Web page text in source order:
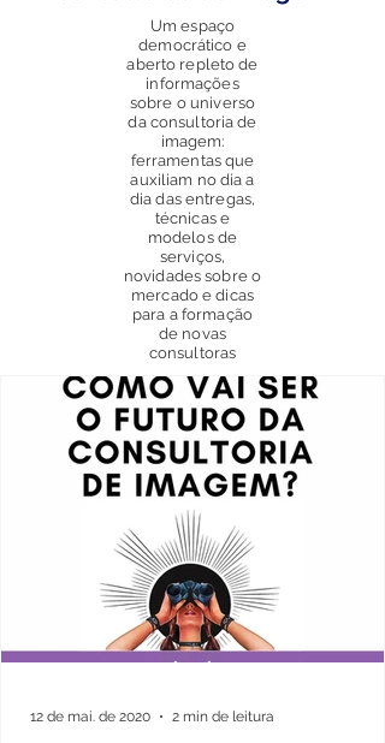
Um espaço
democrático e
aberto repleto de
informações
sobre o universo
da consultoria de
imagem:
ferramentas que
auxiliam no dia a
dia das entregas,
técnicas e
modelos de
serviços,
novidades sobre o
mercado e dicas
para a formação
de novas
consultoras
12 de mai. de 2020 2 min de leitura